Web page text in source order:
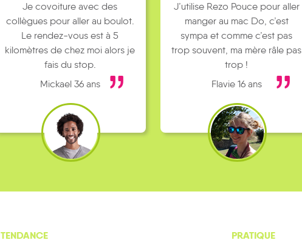
Je covoiture avec des
collègues pour aller au boulot.
Le rendez-vous est à 5
kilomètres de chez moi alors je
fais du stop.
Mickael 36 ans
J’utilise Rezo Pouce pour aller
manger au mac Do, c’est
sympa et comme c’est pas
trop souvent, ma mère râle pas
trop !
Flavie 16 ans
TENDANCE PRATIQUE